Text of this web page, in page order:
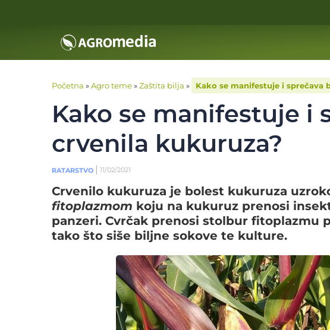
Početna »Agro teme»Zaštita bilja » Kako se manifestuje i sprečava
Kako se manifestuje i
crvenila kukuruza?
RATARSTVO 11/02/2021
Crvenilo kukuruza je bolest kukuruza
fitoplazmom koju na kukuruz prenosi
panzeri. Cvrčak prenosi stolbur fitoplazmu
tako što siše biljne sokove te kulture.